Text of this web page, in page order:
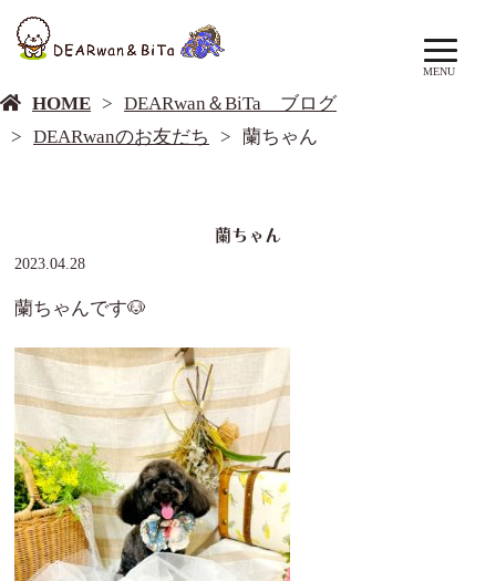
MENU
HOME
DEARwan＆BiTa ブログ
DEARwanのお友だち
蘭ちゃん
蘭ちゃん
2023.04.28
蘭ちゃんです🐶